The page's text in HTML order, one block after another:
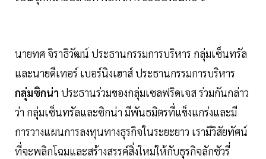
นายทศ จิราธิวัฒน์ ประธานกรรมการบริหาร กลุ่มเซ็นทรัล
และนายดีเทอร์ เบอร์นิงเฮาส์ ประธานกรรมการบริหาร
กลุ่มซิกน่า ประธานร่วมของกลุ่มเซลฟริดเจส ร่วมกันกล่าว
ว่า กลุ่มเซ็นทรัลและซิกน่า มีพันธมิตรที่แข็งแกร่งและมี
การวางแผนการลงทุนทางธุรกิจในระยะยาว เรามีวิสัยทัศน์
ที่จะพลิกโฉมและสร้างสรรค์สิ่งใหม่ให้กับธุรกิจลักชัวรี่